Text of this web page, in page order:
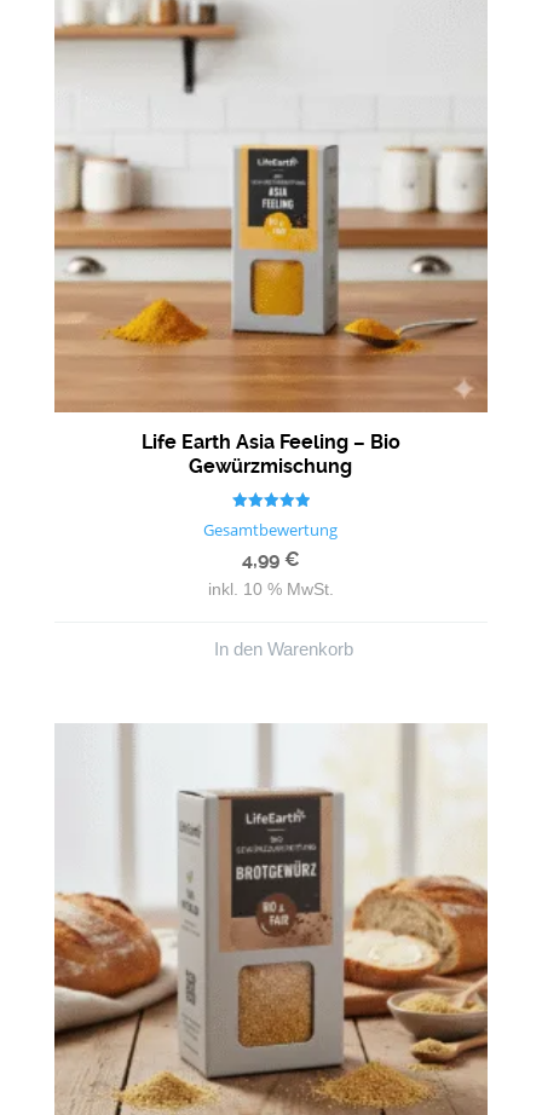
Life Earth Asia Feeling – Bio
Gewürzmischung
Bewertet mit
5.00
von 5
Gesamtbewertung
4,99 €
inkl. 10 % MwSt.
In den Warenkorb